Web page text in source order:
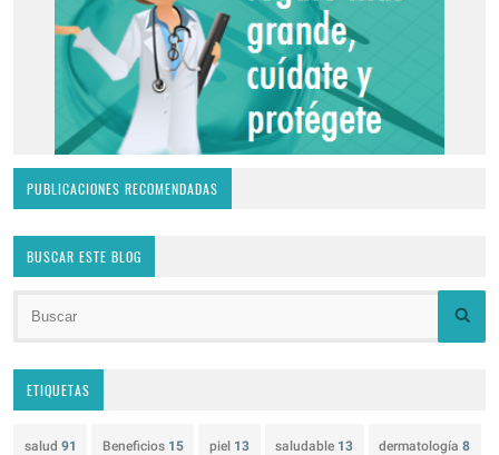
PUBLICACIONES RECOMENDADAS
BUSCAR ESTE BLOG
ETIQUETAS
salud 91 Beneficios 15 piel 13 saludable 13 dermatología8